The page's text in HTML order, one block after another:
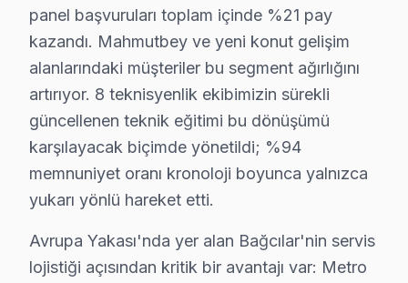
Bağcılar'de Techwood televizyon tamiri için gerçekçi
Bu rakamlar Bağcılar'deki son 45 vakadan elde
Fiyatlandırma prensibimiz üç sütuna dayanıyor:
18 yıllık Bağcılar servis kronolojisi, Techwood ekran
Orta dönemde (2012-2017) Techwood VA Panel LED
Son dönemde (2018-bugün) Techwood LED ve
Avrupa Yakası'nda yer alan Bağcılar'nin servis
Bağcılar'nin karma yapılaşmalı ağırlıklı konut
Komşu ilçelerle karşılaştırıldığında Bağcılar'nin
Bağcılar bazlı bu TV servis kayıtları, son çeyrekte
panel başvuruları toplam içinde %21 pay
kazandı. Mahmutbey ve yeni konut gelişim
alanlarındaki müşteriler bu segment ağırlığını
artırıyor. 8 teknisyenlik ekibimizin sürekli
güncellenen teknik eğitimi bu dönüşümü
karşılayacak biçimde yönetildi; %94
memnuniyet oranı kronoloji boyunca yalnızca
yukarı yönlü hareket etti.
Avrupa Yakası'nda yer alan Bağcılar'nin servis
lojistiği açısından kritik bir avantajı var: Metro